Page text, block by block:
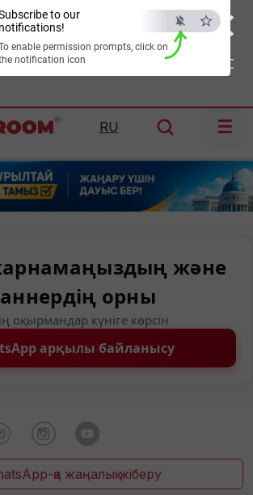
×
ESC
to our
notifications!
enable permission prompts, click on
notification icon
Алматы: Шымкент:39°C
RU ☰
және
орны
оқырмандар күніге көрсін
арқылы байланысу
қа жаңалық жіберу